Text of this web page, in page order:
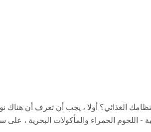
الغذائي؟ أولا ، يجب أن تعرف أن هناك
- اللحوم الحمراء والمأكولات البحرية ، على